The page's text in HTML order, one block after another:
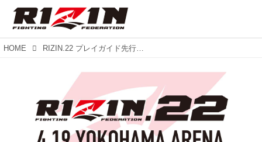
HOME RIZIN.22 プレイガイド先行受付！